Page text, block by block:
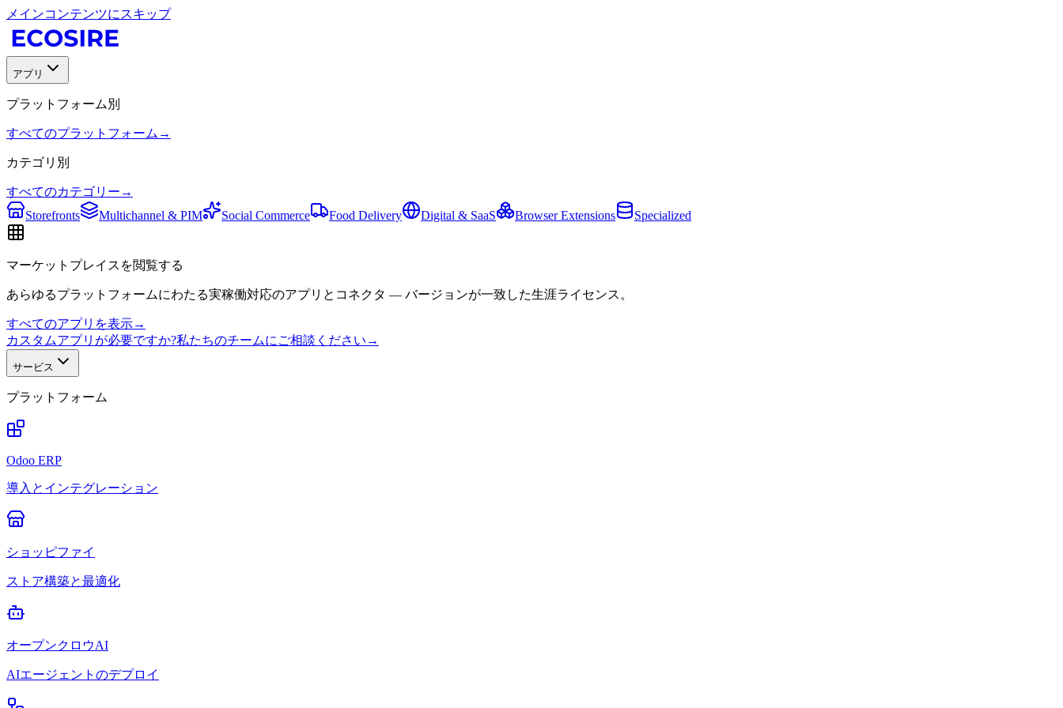
メインコンテンツにスキップ
アプリ
プラットフォーム別
すべてのプラットフォーム →
カテゴリ別
すべてのカテゴリー →
Storefronts
Multichannel & PIM Social Commerce Food Delivery Digital & SaaS Browser Extensions Specialized
マーケットプレイスを閲覧する
あらゆるプラットフォームにわたる実稼働対応のアプリとコネクタ — バージョンが一致した生涯ライセンス。
すべてのアプリを表示→
カスタムアプリが必要ですか?私たちのチームにご相談ください →
サービス
プラットフォーム
Odoo ERP
導入とインテグレーション
ショッピファイ
ストア構築と最適化
オープンクロウAI
AIエージェントのデプロイ